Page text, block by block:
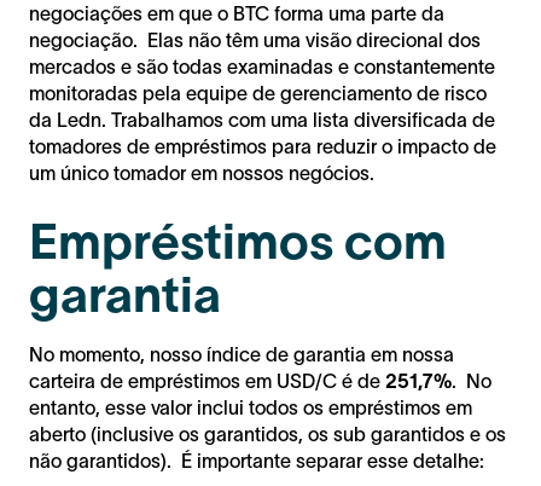
negociações em que o BTC forma uma parte da
negociação. Elas não têm uma visão direcional dos
mercados e são todas examinadas e constantemente
monitoradas pela equipe de gerenciamento de risco
da Ledn. Trabalhamos com uma lista diversificada de
tomadores de empréstimos para reduzir o impacto de
um único tomador em nossos negócios.
Empréstimos com
garantia
No momento, nosso índice de garantia em nossa
carteira de empréstimos em USD/C é de 251,7%. No
entanto, esse valor inclui todos os empréstimos em
aberto (inclusive os garantidos, os sub garantidos e os
não garantidos). É importante separar esse detalhe: